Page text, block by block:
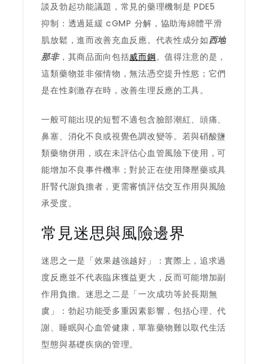
談及勃起功能議題，常見的藥理機制是 PDE5
抑制：透過延緩 cGMP 分解，協助海綿體平滑
肌放鬆，進而改善充血反應。代表性成分如西地
那非，其商品面向包括威而鋼。值得注意的是，
這類藥物並非催情物，無法憑空提升性慾；它們
是在性刺激存在時，改善生理反應的工具。
一般可能出現的短暫不適包含臉部潮紅、頭痛、
鼻塞、消化不良或視覺色調改變等。若與硝酸鹽
類藥物併用，或在未評估心血管風險下使用，可
能增加不良事件機率；對於正在使用降壓藥或具
肝腎代謝負擔者，更需審慎評估交互作用與風險
承受度。
常見迷思與風險邊界
迷思之一是「效果越強越好」：實際上，追求過
度反應並不代表臨床獲益更大，反而可能增加副
作用負擔。迷思之二是「一次成功等於長期無
虞」：勃起功能受多重因素影響，包括心理、代
謝、睡眠與心血管健康，單靠藥物難以取代生活
型態與基礎疾病的管理。